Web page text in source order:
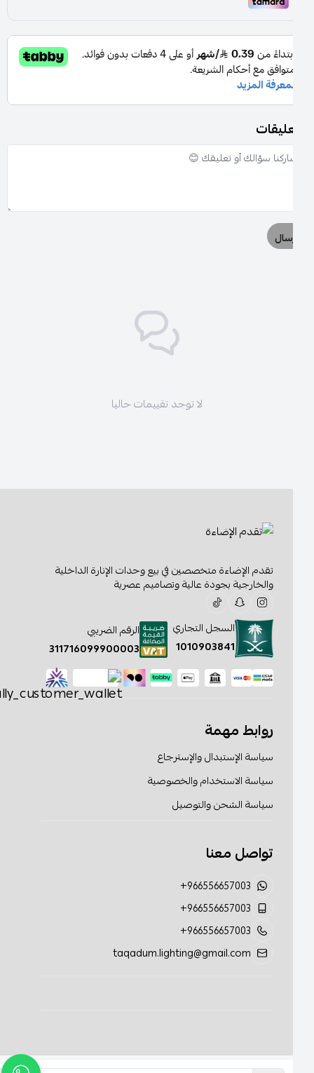
لا توجد تقييمات حاليا
تقدم الإضاءة متخصصين في بيع وحدات الإنارة الداخلية
والخارجية بجودة عالية وتصاميم عصرية
السجل التجاري
1010903841
الرقم الضريبي
311716099900003
روابط مهمة
سياسة الإستبدال والإسترجاع
سياسة الاستخدام والخصوصية
سياسة الشحن والتوصيل
تواصل معنا
+966556657003
+966556657003
+966556657003
taqadum.lighting@gmail.com
الحقوق محفوظة | 2026 تقدم الإضاءة